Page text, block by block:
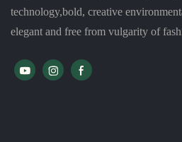
technology,bold, creative
elegant and free from vulgarity of